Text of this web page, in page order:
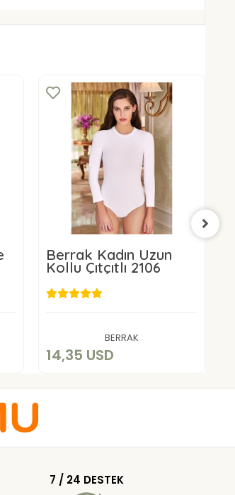
Berrak Kadın Uzun
Kollu Çıtçıtlı 2106
BERRAK
14,35 USD
Add to cart
7 / 24 DESTEK